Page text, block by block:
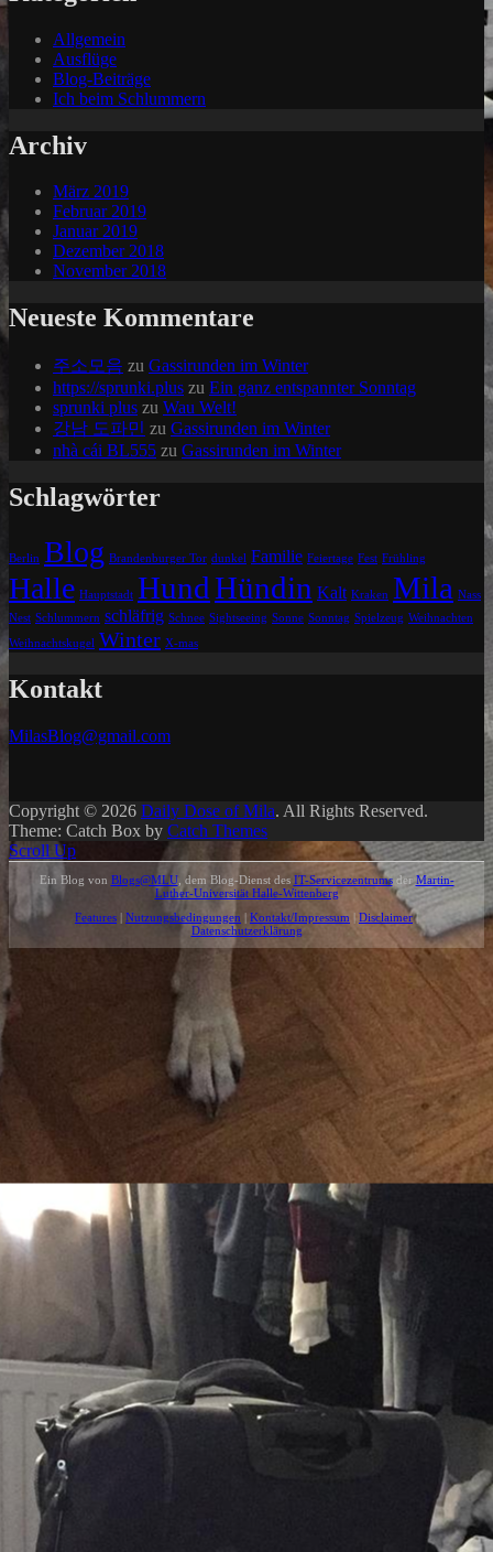
Allgemein
Ausflüge
Blog-Beiträge
Ich beim Schlummern
Archiv
März 2019
Februar 2019
Januar 2019
Dezember 2018
November 2018
Neueste Kommentare
주소모음 zu Gassirunden im Winter
https://sprunki.plus zu Ein ganz entspannter Sonntag
sprunki plus zu Wau Welt!
강남 도파민 zu Gassirunden im Winter
nhà cái BL555 zu Gassirunden im Winter
Schlagwörter
Berlin Blog Brandenburger Tor dunkel Familie Feiertage Fest Frühling
Halle Hauptstadt HundHündin Kalt Kraken Mila Nass
Nest Schlummern schläfrig Schnee Sightseeing Sonne Sonntag Spielzeug Weihnachten
Weihnachtskugel Winter X-mas
Kontakt
MilasBlog@gmail.com
Copyright © 2026 Daily Dose of Mila. All Rights Reserved.
Theme: Catch Box by Catch Themes
Scroll Up
Ein Blog von Blogs@MLU, dem Blog-Dienst des IT-Servicezentrumsder Martin-
Luther-Universität Halle-Wittenberg
Features | Nutzungsbedingungen | Kontakt/Impressum | Disclaimer|
Datenschutzerklärung